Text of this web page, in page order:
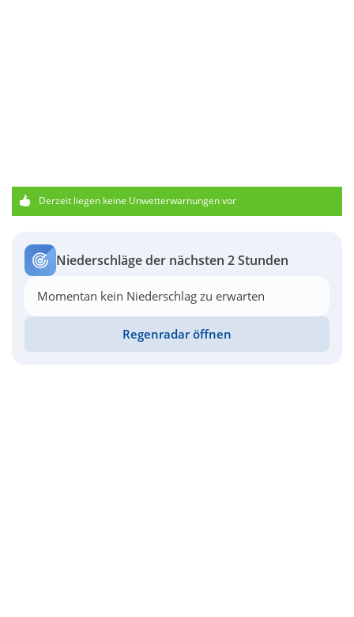
Derzeit liegen keine Unwetterwarnungen vor
Niederschläge der nächsten 2 Stunden
Momentan kein Niederschlag zu erwarten
Regenradar öffnen